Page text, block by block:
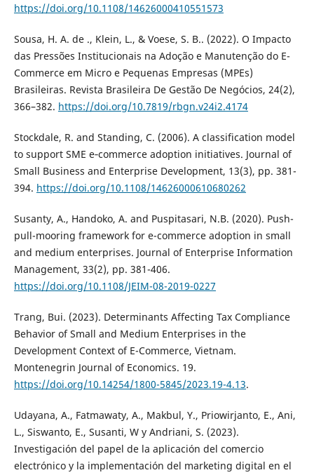
https://doi.org/10.1108/14626000410551573
Sousa, H. A. de ., Klein, L., & Voese, S. B.. (2022). O Impacto
das Pressões Institucionais na Adoção e Manutenção do E-
Commerce em Micro e Pequenas Empresas (MPEs)
Brasileiras. Revista Brasileira De Gestão De Negócios, 24(2),
366–382. https://doi.org/10.7819/rbgn.v24i2.4174
Stockdale, R. and Standing, C. (2006). A classification model
to support SME e‐commerce adoption initiatives. Journal of
Small Business and Enterprise Development, 13(3), pp. 381-
394. https://doi.org/10.1108/14626000610680262
Susanty, A., Handoko, A. and Puspitasari, N.B. (2020). Push-
pull-mooring framework for e-commerce adoption in small
and medium enterprises. Journal of Enterprise Information
Management, 33(2), pp. 381-406.
https://doi.org/10.1108/JEIM-08-2019-0227
Trang, Bui. (2023). Determinants Affecting Tax Compliance
Behavior of Small and Medium Enterprises in the
Development Context of E-Commerce, Vietnam.
Montenegrin Journal of Economics. 19.
https://doi.org/10.14254/1800-5845/2023.19-4.13.
Udayana, A., Fatmawaty, A., Makbul, Y., Priowirjanto, E., Ani,
L., Siswanto, E., Susanti, W y Andriani, S. (2023).
Investigación del papel de la aplicación del comercio
electrónico y la implementación del marketing digital en el